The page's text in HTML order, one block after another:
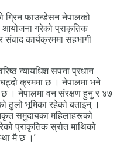
ग्रिन फाउन्डेसन नेपालको
गरेको प्राकृतिक
कार्यक्रममा सहभागी
न्यायधिश सपना प्रधान
क्रममा छ । नेपालमा भने
। नेपालमा वन संरक्षण हुनु र ४७
ठुलो भूमिका रहेको बताइन् ।
समुदायका महिलाहरूको
प्राकृतिक स्रोत माथिको
मै छ ।’